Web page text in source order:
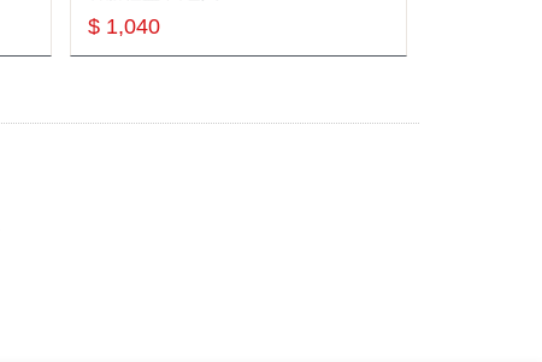
$ 1,040